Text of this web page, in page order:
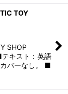
TOY
SHOP
キスト：英語
バーなし。 ■